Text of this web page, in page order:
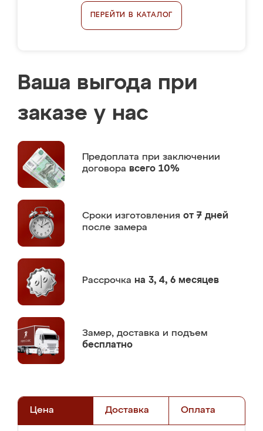
ПЕРЕЙТИ В КАТАЛОГ
Ваша выгода при
заказе у нас
Предоплата при заключении
договора всего 10%
Сроки изготовления от 7 дней
после замера
Рассрочка на 3, 4, 6 месяцев
Замер, доставка и подъем
бесплатно
Цена Доставка Оплата